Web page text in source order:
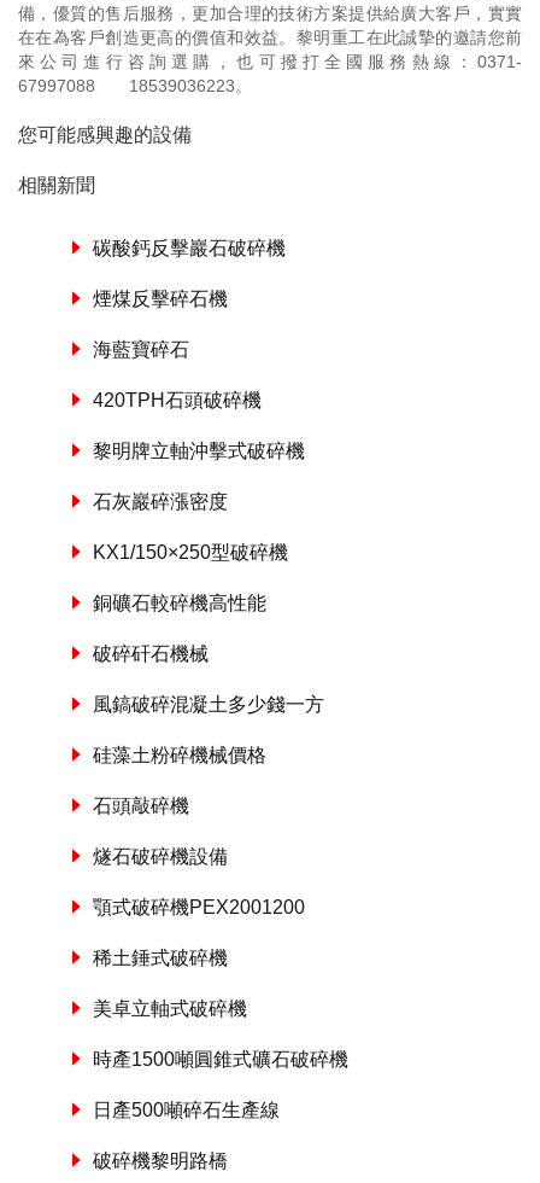
備，優質的售后服務，更加合理的技術方案提供給廣大客戶，實實
在在為客戶創造更高的價值和效益。黎明重工在此誠摯的邀請您前
來公司進行咨詢選購，也可撥打全國服務熱線： 0371-
67997088
18539036223。
您可能感興趣的設備
相關新聞
碳酸鈣反擊巖石破碎機
煙煤反擊碎石機
海藍寶碎石
420TPH石頭破碎機
黎明牌立軸沖擊式破碎機
石灰巖碎漲密度
KX1/150×250型破碎機
銅礦石較碎機高性能
破碎矸石機械
風鎬破碎混凝土多少錢一方
硅藻土粉碎機械價格
石頭敲碎機
燧石破碎機設備
顎式破碎機PEX2001200
稀土錘式破碎機
美卓立軸式破碎機
時產1500噸圓錐式礦石破碎機
日產500噸碎石生產線
破碎機黎明路橋